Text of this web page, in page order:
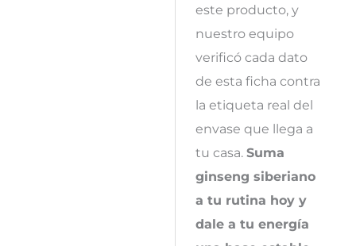
este producto, y
nuestro equipo
verificó cada dato
de esta ficha contra
la etiqueta real del
envase que llega a
tu casa. Suma
ginseng siberiano
a tu rutina hoy y
dale a tu energía